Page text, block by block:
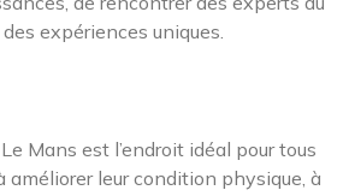
expériences uniques.
Mans est l’endroit idéal pour tous
améliorer leur condition physique, à